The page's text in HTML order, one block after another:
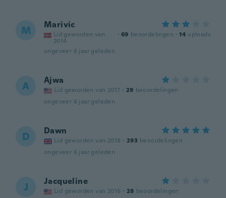
M Marivic
Lid geworden van
2014
· 69 beoordelingen · 14 uploads
ongeveer 6 jaar geleden
A Ajwa
Lid geworden van 2017 · 29 beoordelingen
ongeveer 6 jaar geleden
D Dawn
Lid geworden van 2018 · 293 beoordelingen
ongeveer 6 jaar geleden
J Jacqueline
Lid geworden van 2016 · 28 beoordelingen